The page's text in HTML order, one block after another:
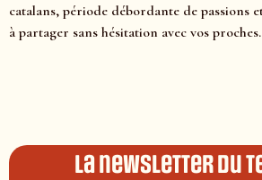
catalans, période débordante de passions
à partager sans hésitation avec vos proches.
La newsletter du